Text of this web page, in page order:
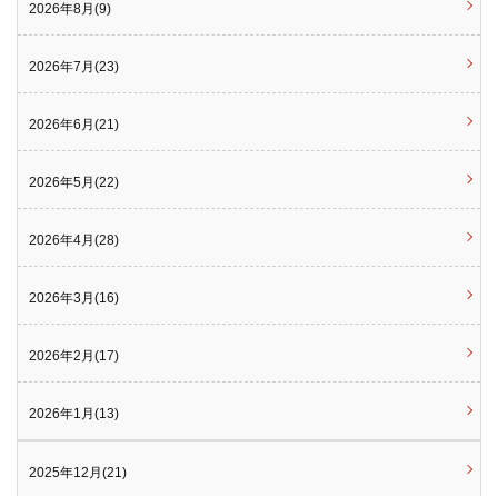
2026年8月(9)
2026年7月(23)
2026年6月(21)
2026年5月(22)
2026年4月(28)
2026年3月(16)
2026年2月(17)
2026年1月(13)
2025年12月(21)